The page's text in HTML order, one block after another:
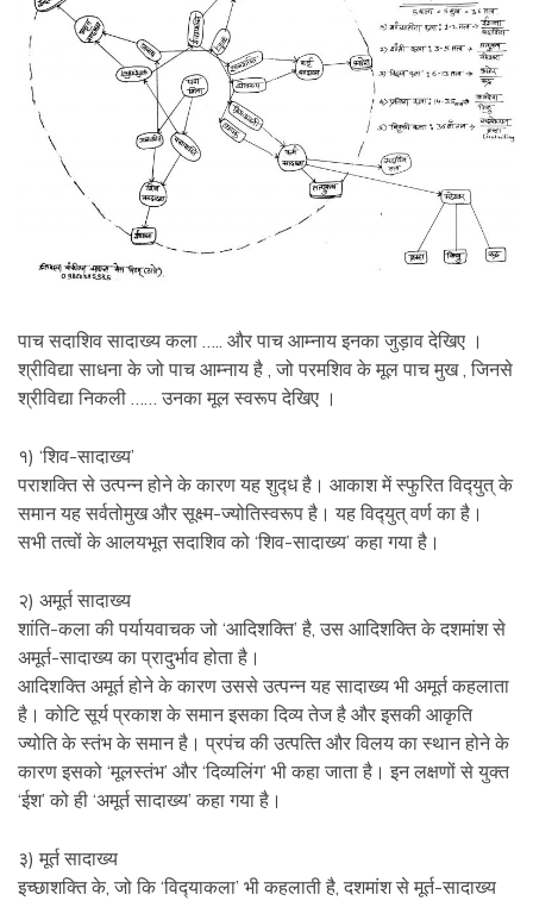
पाच सदाशिव सादाख्य कला ….. और पाच आम्नाय इनका जुड़ाव देखिए ।
श्रीविद्या साधना के जो पाच आम्नाय है , जो परमशिव के मूल पाच मुख , जिनसे
श्रीविद्या निकली …… उनका मूल स्वरूप देखिए ।
१) ‘शिव-सादाख्य’
पराशक्‍ति से उत्पन्‍न होने के कारण यह शुद्‍ध है। आकाश में स्फुरित विद्‍युत् के
समान यह सर्वतोमुख और सूक्ष्म-ज्योतिस्वरूप है। यह विद्‍युत् वर्ण का है।
सभी तत्वों के आलयभूत सदाशिव को ‘शिव-सादाख्य’ कहा गया है।
२) अमूर्त सादाख्य
शांति-कला की पर्यायवाचक जो ‘आदिशक्‍ति’ है, उस आदिशक्‍ति के दशमांश से
अमूर्त-सादाख्य का प्रादुर्भाव होता है।
आदिशक्‍ति अमूर्त होने के कारण उससे उत्पन्‍न यह सादाख्य भी अमूर्त कहलाता
है। कोटि सूर्य प्रकाश के समान इसका दिव्य तेज है और इसकी आकृति
ज्योति के स्तंभ के समान है। प्रपंच की उत्पत्‍ति और विलय का स्थान होने के
कारण इसको ‘मूलस्तंभ’ और ‘दिव्यलिंग’ भी कहा जाता है। इन लक्षणों से युक्‍त
‘ईश’ को ही ‘अमूर्त सादाख्य’ कहा गया है।
३) मूर्त सादाख्य
इच्छाशक्‍ति के, जो कि ‘विद्‍याकला’ भी कहलाती है, दशमांश से मूर्त-सादाख्य